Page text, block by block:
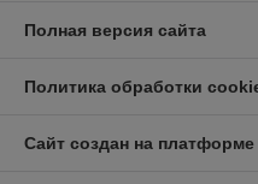
Полная версия сайта
Политика обработки
Сайт создан на платформе